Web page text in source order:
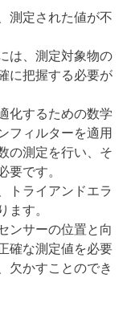
測定された値が不
は、測定対象物の
に把握する必要が
化するための数学
フィルターを適用
の測定を行い、そ
要です。
トライアンドエラ
ます。
ンサーの位置と向
確な測定値を必要
欠かすことのでき